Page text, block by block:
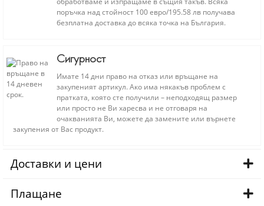
поръчка над стойност 100 евро/195.58 лв получава
безплатна доставка до всяка точка на България.
Сигурност
Имате 14 дни право на отказ или връщане на
закупеният артикул. Ако има някакъв проблем с
пратката, която сте получили – неподходящ размер
или просто не Ви харесва и не отговаря на
очакванията Ви, можете да замените или върнете
закупения от Вас продукт.
Доставки и цени
Плащане